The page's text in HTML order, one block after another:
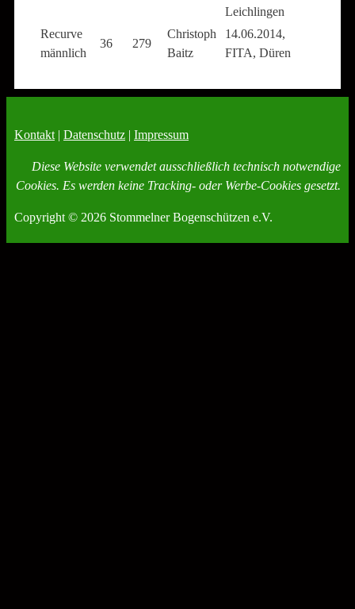
Leichlingen
Recurve
männlich
36 279
Christoph
Baitz
14.06.2014,
FITA, Düren
Kontakt | Datenschutz | Impressum
Diese Website verwendet ausschließlich technisch notwendige
Cookies. Es werden keine Tracking- oder Werbe-Cookies gesetzt.
Copyright © 2026 Stommelner Bogenschützen e.V.